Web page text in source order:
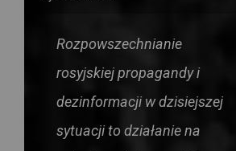
Rozpowszechnianie
rosyjskiej propagandy i
dezinformacji w dzisiejszej
sytuacji to działanie na